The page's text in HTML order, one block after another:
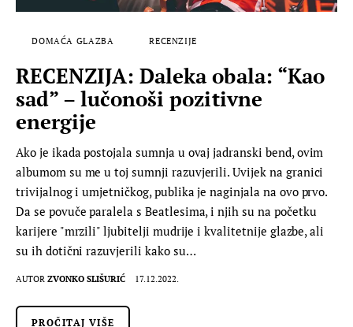
DOMAĆA GLAZBA RECENZIJE
RECENZIJA: Daleka obala: “Kao
sad” – lučonoši pozitivne
energije
Ako je ikada postojala sumnja u ovaj jadranski bend, ovim
albumom su me u toj sumnji razuvjerili. Uvijek na granici
trivijalnog i umjetničkog, publika je naginjala na ovo prvo.
Da se povuče paralela s Beatlesima, i njih su na početku
karijere "mrzili" ljubitelji mudrije i kvalitetnije glazbe, ali
su ih dotični razuvjerili kako su…
AUTOR ZVONKO SLIŠURIĆ 17.12.2022.
PROČITAJ VIŠE